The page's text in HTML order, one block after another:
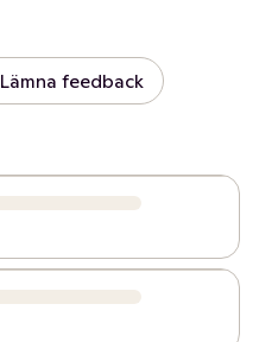
Lämna feedback